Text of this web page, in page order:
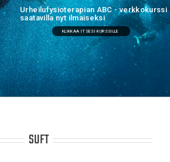
KLIKKAA ITSESI KURSSILLE
Urheilufysioterapian ABC - verkkokurssi
saatavilla nyt ilmaiseksi
SUFT